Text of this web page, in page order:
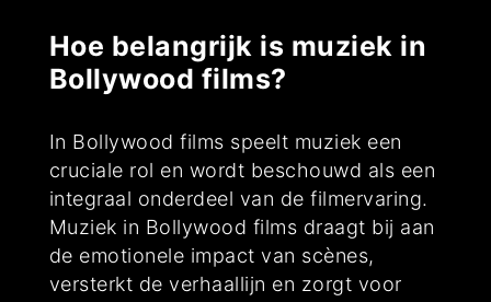
Hoe belangrijk is muziek in
Bollywood films?
In Bollywood films speelt muziek een
cruciale rol en wordt beschouwd als een
integraal onderdeel van de filmervaring.
Muziek in Bollywood films draagt bij aan
de emotionele impact van scènes,
versterkt de verhaallijn en zorgt voor